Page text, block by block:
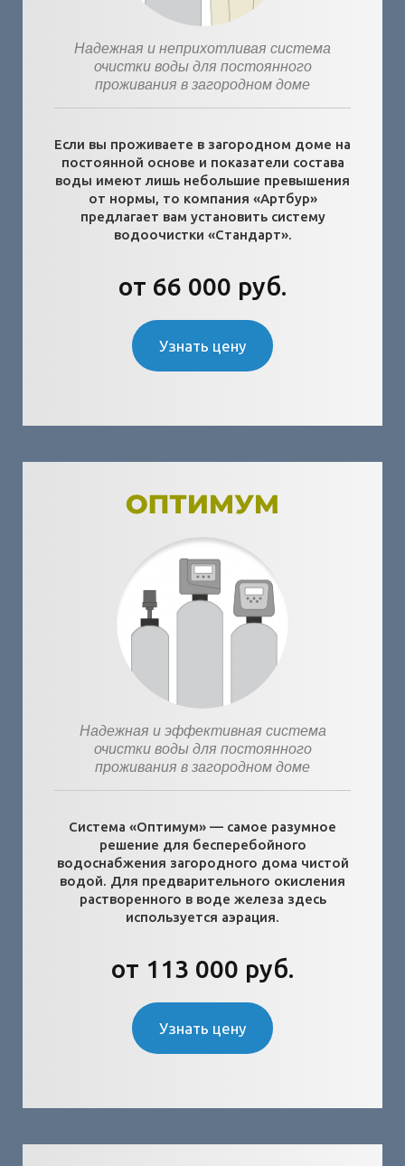
Надежная и неприхотливая система
очистки воды для постоянного
проживания в загородном доме
Если вы проживаете в загородном доме на
постоянной основе и показатели состава
воды имеют лишь небольшие превышения
от нормы, то компания «Артбур»
предлагает вам установить систему
водоочистки «Стандарт».
от 66 000 руб.
Узнать цену
Надежная и эффективная система
очистки воды для постоянного
проживания в загородном доме
Система «Оптимум» — самое разумное
решение для бесперебойного
водоснабжения загородного дома чистой
водой. Для предварительного окисления
растворенного в воде железа здесь
используется аэрация.
от 113 000 руб.
Узнать цену